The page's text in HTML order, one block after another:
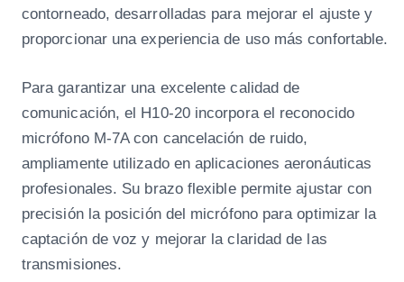
contorneado, desarrolladas para mejorar el ajuste y
proporcionar una experiencia de uso más confortable.
Para garantizar una excelente calidad de
comunicación, el H10-20 incorpora el reconocido
micrófono M-7A con cancelación de ruido,
ampliamente utilizado en aplicaciones aeronáuticas
profesionales. Su brazo flexible permite ajustar con
precisión la posición del micrófono para optimizar la
captación de voz y mejorar la claridad de las
transmisiones.